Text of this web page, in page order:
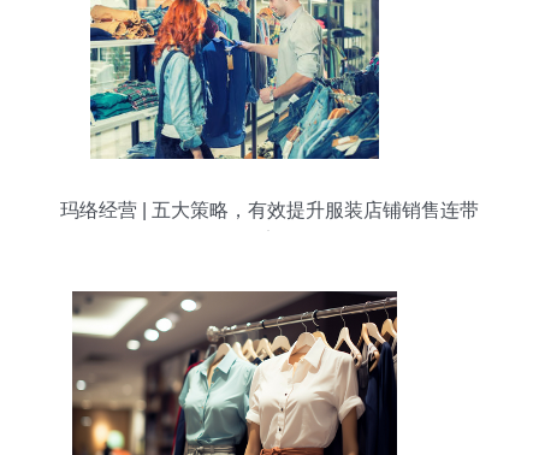
玛络经营 | 五大策略，有效提升服装店铺销售连带